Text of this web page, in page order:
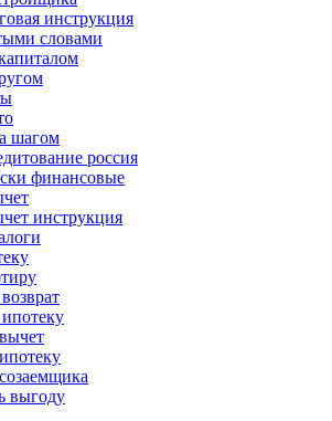
инструкция
словами
шагом
россия
финансовые
инструкция
выгоду